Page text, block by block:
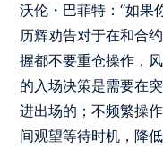
沃伦・巴菲特：“如果
历辉劝告对于在和合
握都不要重仓操作，
的入场决策是需要在
进出场的；不频繁操
间观望等待时机，降